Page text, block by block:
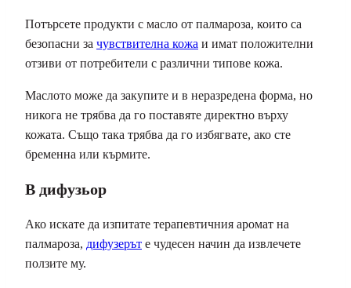
Потърсете продукти с масло от палмароза, които са
безопасни за чувствителна кожа и имат положителни
отзиви от потребители с различни типове кожа.
Маслото може да закупите и в неразредена форма, но
никога не трябва да го поставяте директно върху
кожата. Също така трябва да го избягвате, ако сте
бременна или кърмите.
В дифузьор
Ако искате да изпитате терапевтичния аромат на
палмароза, дифузерът е чудесен начин да извлечете
ползите му.